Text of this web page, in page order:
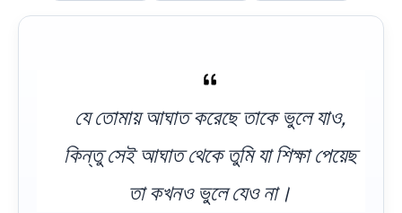
যে তোমায় আঘাত করেছে তাকে ভুলে যাও,
কিন্তু সেই আঘাত থেকে তুমি যা শিক্ষা পেয়েছ
তা কখনও ভুলে যেও না।